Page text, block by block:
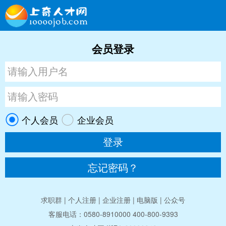
会员登录
个人会员 企业会员
忘记密码？
求职群 | 个人注册 | 企业注册 | 电脑版 | 公众号
客服电话：0580-8910000 400-800-9393